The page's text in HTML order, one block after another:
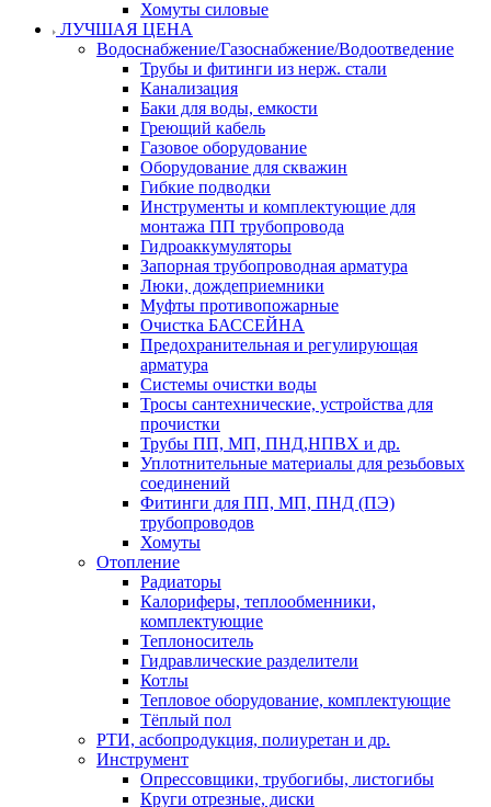
Хомуты силовые
ЛУЧШАЯ ЦЕНА
Водоснабжение/Газоснабжение/Водоотведение
Трубы и фитинги из нерж. стали
Канализация
Баки для воды, емкости
Греющий кабель
Газовое оборудование
Оборудование для скважин
Гибкие подводки
Инструменты и комплектующие для
монтажа ПП трубопровода
Гидроаккумуляторы
Запорная трубопроводная арматура
Люки, дождеприемники
Муфты противопожарные
Очистка БАССЕЙНА
Предохранительная и регулирующая
арматура
Системы очистки воды
Тросы сантехнические, устройства для
прочистки
Трубы ПП, МП, ПНД,НПВХ и др.
Уплотнительные материалы для резьбовых
соединений
Фитинги для ПП, МП, ПНД (ПЭ)
трубопроводов
Хомуты
Отопление
Радиаторы
Калориферы, теплообменники,
комплектующие
Теплоноситель
Гидравлические разделители
Котлы
Тепловое оборудование, комплектующие
Тёплый пол
РТИ, асбопродукция, полиуретан и др.
Инструмент
Опрессовщики, трубогибы, листогибы
Круги отрезные, диски